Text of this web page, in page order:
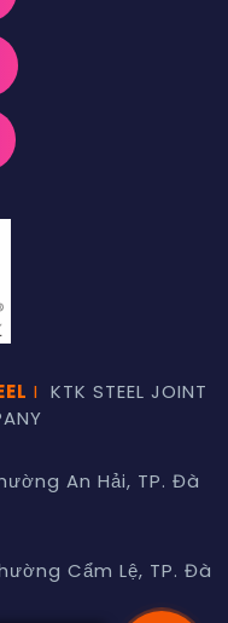
I KTK STEEL JOINT
An Hải, TP. Đà
Cẩm Lệ, TP. Đà